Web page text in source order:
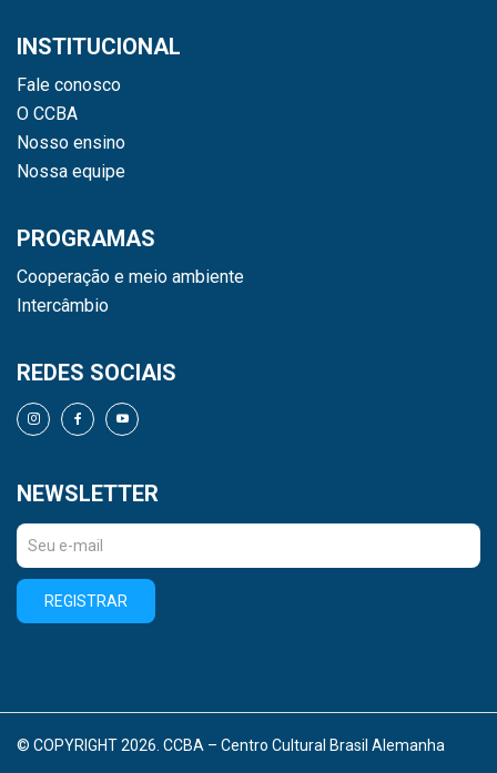
INSTITUCIONAL
Fale conosco
O CCBA
Nosso ensino
Nossa equipe
PROGRAMAS
Cooperação e meio ambiente
Intercâmbio
REDES SOCIAIS
NEWSLETTER
REGISTRAR
© COPYRIGHT 2026. CCBA – Centro Cultural Brasil Alemanha